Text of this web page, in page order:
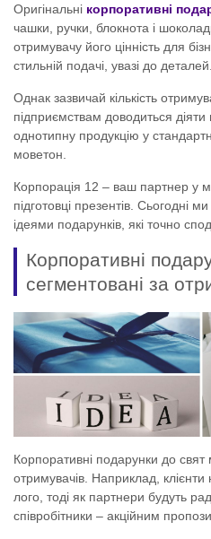
Оригінальні корпоративні
чашки, ручки, блокнота і
отримувачу його цінність для
стильній подачі, увазі до деталей.
Однак зазвичай кількість
підприємствам доводиться
однотипну продукцію у
моветон.
Корпорація 12 – ваш партнер у
підготовці презентів. Сьогодні
ідеями подарунків, які точно
Корпоративні
сегментовані за
Корпоративні подарунки до
отримувачів. Наприклад,
лого, тоді як партнери будуть
співробітники – акційним